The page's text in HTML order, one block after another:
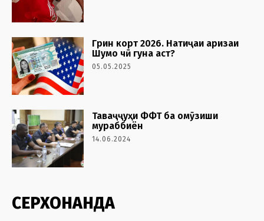
Грин корт 2026. Натиҷаи аризаи
Шумо чӣ гуна аст?
05.05.2025
Таваҷҷуҳи ФФТ ба омӯзиши
мураббиён
14.06.2024
СЕРХОНАНДА